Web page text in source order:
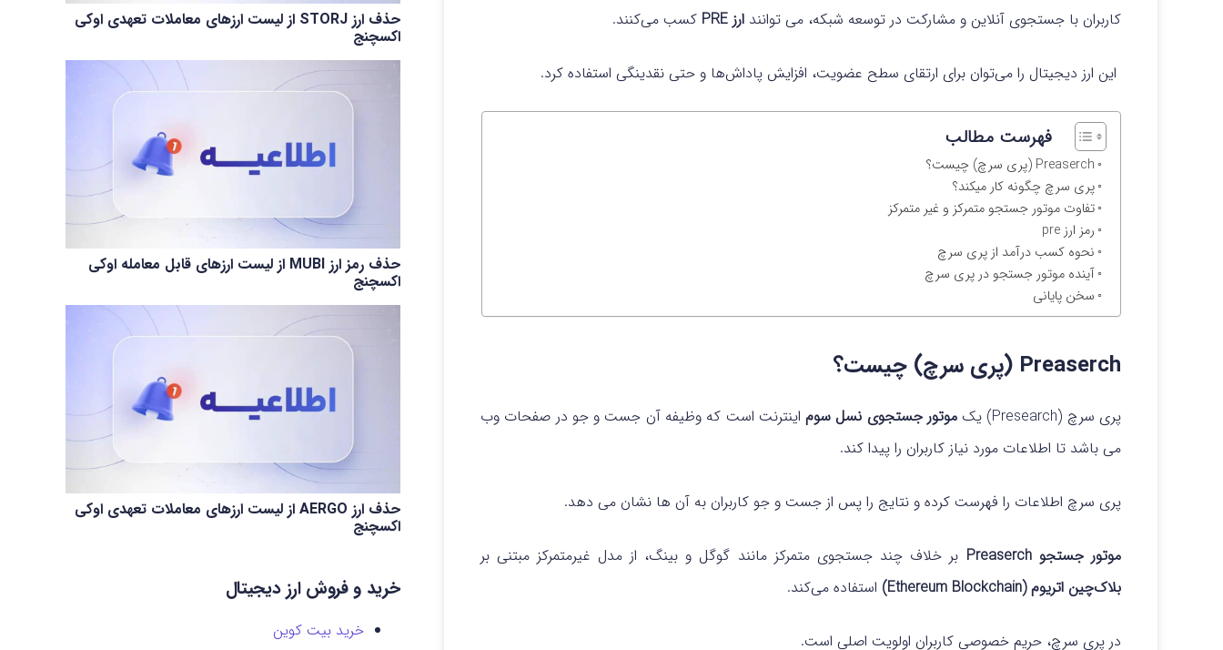
کاربران با جستجوی آنلاین و مشارکت در توسعه شبکه، می توانند ارز PRE کسب می‌کنند.
این ارز دیجیتال را می‌توان برای ارتقای سطح عضویت، افزایش پاداش‌ها و حتی نقدینگی استفاده کرد.
فهرست مطالب
Preaserch (پری سرچ) چیست؟
پری سرچ چگونه کار میکند؟
تفاوت موتور جستجو متمرکز و غیر متمرکز
رمز ارز pre
نحوه کسب درآمد از پری سرچ
آینده موتور جستجو در پری سرچ
سخن پایانی
Preaserch (پری سرچ) چیست؟
پری سرچ (Presearch) یک موتور جستجوی نسل سوماینترنت است که وظیفه آن جست و جو در صفحات وب
می باشد تا اطلاعات مورد نیاز کاربران را پیدا کند.
پری سرچ اطلاعات را فهرست کرده و نتایج را پس از جست و جو کاربران به آن ها نشان می دهد.
موتور جستجو Preaserch
بر خلاف چند جستجوی متمرکز مانند گوگل و بینگ، از مدل غیرمتمرکز مبتنی بر
بلاک‌چین اتریوم (Ethereum Blockchain)
استفاده می‌کند.
در پری سرچ، حریم خصوصی کاربران اولویت اصلی است.
حذف ارز STORJ از لیست ارزهای معاملات تعهدی اوکی
اکسچنج
حذف رمز ارز MUBI از لیست ارزهای قابل معامله اوکی
اکسچنج
حذف ارز AERGO از لیست ارزهای معاملات تعهدی اوکی
اکسچنج
خرید و فروش ارز دیجیتال
خرید بیت کوین